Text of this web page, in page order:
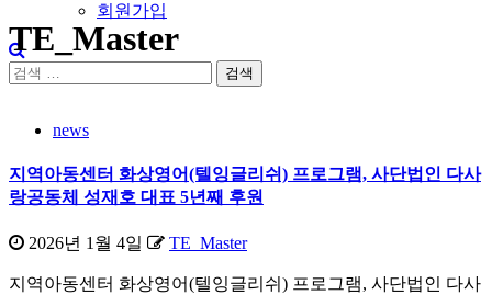
회원가입
검
TE_Master
news
지역아동센터 화상영어(텔잉글리쉬) 프로그램, 사단법인 다사
랑공동체 성재호 대표 5년째 후원
2026년 1월 4일 TE_Master
지역아동센터 화상영어(텔잉글리쉬) 프로그램, 사단법인 다사